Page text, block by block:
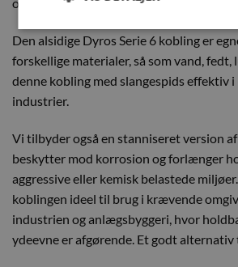
Den alsidige Dyros Serie 6 kobling er
forskellige materialer, så som vand,
denne kobling med slangespids effektiv
industrier.
Vi tilbyder også en stanniseret version
beskytter mod korrosion og forlænger
aggressive eller kemisk belastede
koblingen ideel til brug i krævende
industrien og anlægsbyggeri, hvor
ydeevne er afgørende. Et godt alternativ